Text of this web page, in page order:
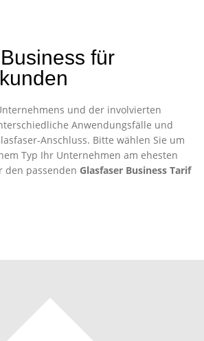
für
und der involvierten
Anwendungsfälle und
Anschluss. Bitte wählen Sie um
Typ Ihr Unternehmen am ehesten
den passenden Glasfaser Business Tarif